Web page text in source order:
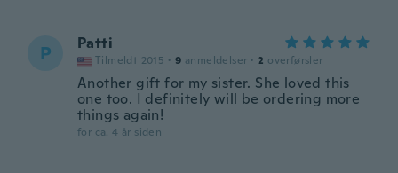
P Patti
Tilmeldt 2015 · 9 anmeldelser · 2 overførsler
Another gift for my sister. She loved this
one too. I definitely will be ordering more
things again!
for ca. 4 år siden